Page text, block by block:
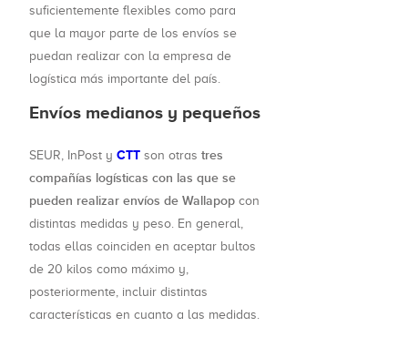
suficientemente flexibles como para
que la mayor parte de los envíos se
puedan realizar con la empresa de
logística más importante del país.
Envíos medianos y pequeños
SEUR, InPost y CTT son otras tres
compañías logísticas con las que se
pueden realizar envíos de Wallapop con
distintas medidas y peso. En general,
todas ellas coinciden en aceptar bultos
de 20 kilos como máximo y,
posteriormente, incluir distintas
características en cuanto a las medidas.